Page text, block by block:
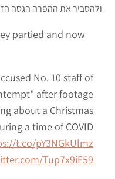
ולהסביר את ההפרה הגסה
partied and now
No. 10 staff of
after footage
about a Christmas
a time of COVID
t.co/pY3NGkUlmz
Tup7x9iF59